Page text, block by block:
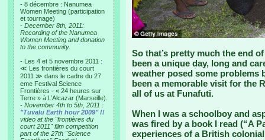
- 8 décembre : Nanumea
Women Meeting (participation
et tournage)
- December 8th, 2011:
Recording of the Nanumea
Women Meeting and donation
to the community.
- Les 4 et 5 novembre 2011 :
≪ Les frontières du court
2011 ≫ dans le cadre du 27
eme Festival Science
Frontières - « 24 heures sur
Terre » à L’Alcazar (Marseille).
- November 4th to 5th, 2011 :
"Tuvalu Earth hour 2009" !!
video at the "frontières du
court 2011" film competition
part of the 27th "Science
So that’s pretty much the end
been a unique day, long and
weather posed some problems
been a memorable visit for the
all of us at Funafuti.
When I was a schoolboy and
was fired by a book I read (“A
experiences of a British